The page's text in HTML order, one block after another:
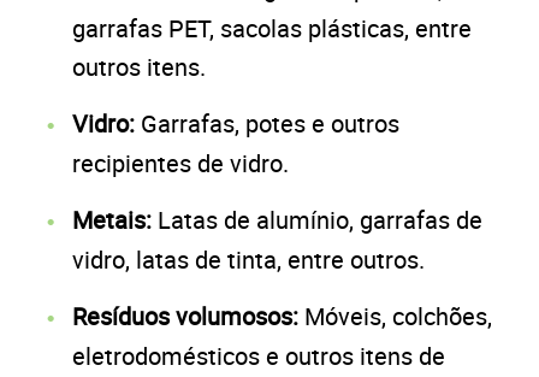
garrafas PET, sacolas plásticas, entre
outros itens.
Vidro: Garrafas, potes e outros
recipientes de vidro.
Metais: Latas de alumínio, garrafas de
vidro, latas de tinta, entre outros.
Resíduos volumosos: Móveis, colchões,
eletrodomésticos e outros itens de